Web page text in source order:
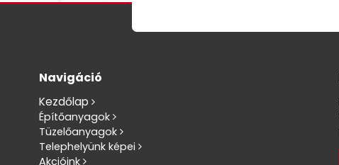
Navigáció
Kezdőlap
Építőanyagok
Tüzelőanyagok
Telephelyünk képei
Akcióink